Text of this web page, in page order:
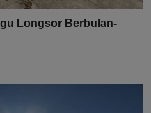
Longsor Berbulan-